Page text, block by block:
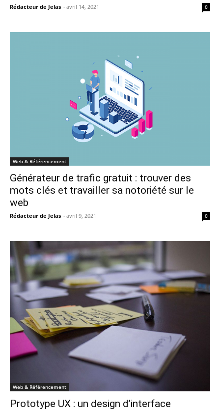
Rédacteur de Jelas - avril 14, 2021 0
Web & Référencement
Générateur de trafic gratuit : trouver des
mots clés et travailler sa notoriété sur le
web
Rédacteur de Jelas - avril 9, 2021 0
Web & Référencement
Prototype UX : un design d’interface